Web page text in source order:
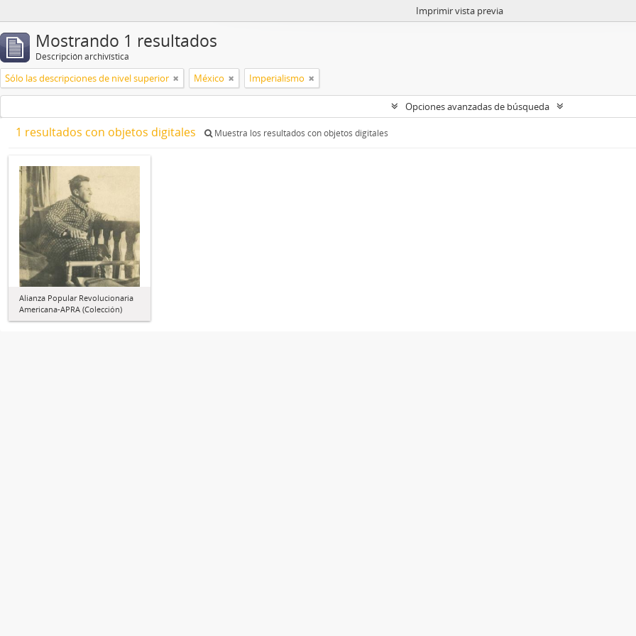
Imprimir vista previa
Mostrando 1 resultados
Descripción archivística
Sólo las descripciones de nivel superior México Imperialismo
Opciones avanzadas de búsqueda
1 resultados con objetos digitales Muestra los resultados con objetos digitales
Alianza Popular Revolucionaria
Americana-APRA (Colección)